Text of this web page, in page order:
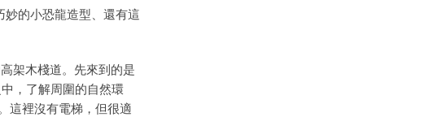
的小恐龍造型、還有這
架木棧道。先來到的是
，了解周圍的自然環
這裡沒有電梯，但很適